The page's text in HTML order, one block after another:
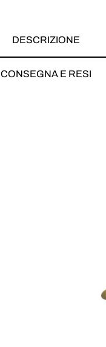
DESCRIZIONE
CONSEGNA E RESI